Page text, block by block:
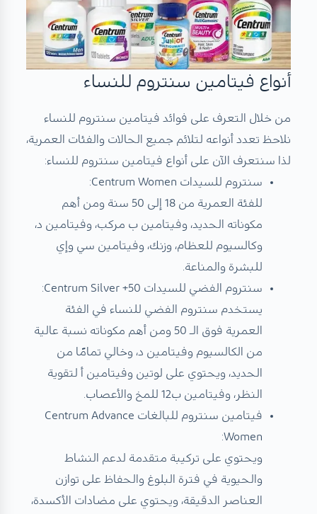
أنواع فيتامين سنتروم للنساء
من خلال التعرف على فوائد فيتامين سنتروم للنساء
نلاحظ تعدد أنواعه لتلائم جميع الحالات والفئات العمرية،
لذا سنتعرف الآن على أنواع فيتامين سنتروم للنساء:
سنتروم للسيدات Centrum Women:
للفئة العمرية من 18 إلى 50 سنة ومن أهم
مكوناته الحديد، وفيتامين ب مركب، وفيتامين د،
وكالسيوم للعظام، وزنك، وفيتامين سي وإي
للبشرة والمناعة.
سنتروم الفضي للسيدات Centrum Silver +50:
يستخدم سنتروم الفضي للنساء في الفئة
العمرية فوق الـ 50 ومن أهم مكوناته نسبة عالية
من الكالسيوم وفيتامين د، وخالي تمامًا من
الحديد، ويحتوي على لوتين وفيتامين أ لتقوية
النظر، وفيتامين ب12 للمخ والأعصاب.
فيتامين سنتروم للبالغات Centrum Advance
Women:
ويحتوي على تركيبة متقدمة لدعم النشاط
والحيوية في فترة البلوغ والحفاظ على توازن
العناصر الدقيقة، ويحتوي على مضادات الأكسدة،